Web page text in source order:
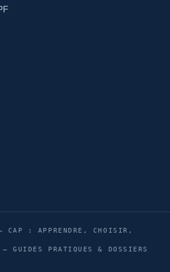
CAP : APPRENDRE, CHOISIR,
GUIDES PRATIQUES & DOSSIERS